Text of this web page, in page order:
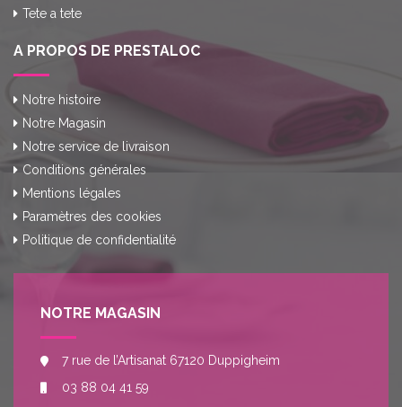
Tete a tete
A PROPOS DE PRESTALOC
Notre histoire
Notre Magasin
Notre service de livraison
Conditions générales
Mentions légales
Paramètres des cookies
Politique de confidentialité
NOTRE MAGASIN
7 rue de l’Artisanat 67120 Duppigheim
03 88 04 41 59